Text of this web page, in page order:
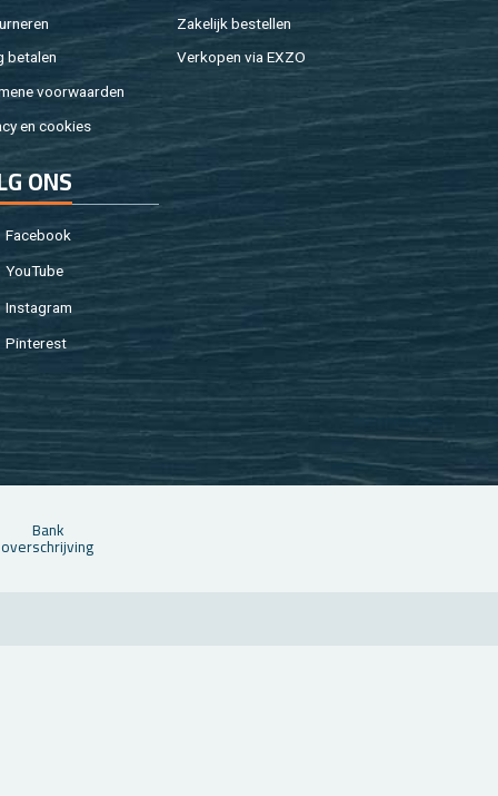
be­ta­len
voor­waar­den
en coo­kies
Za­ke­lijk be­stel­len
Ver­ko­pen via EXZO
ONS
Fa­cebook
You­Tu­be
In­st­agram
Pin­te­rest
Bank
over­schrij­ving